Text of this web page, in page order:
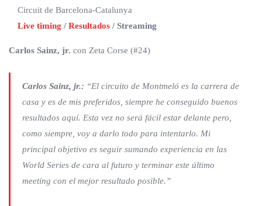
Circuit de Barcelona-Catalunya
Live timing / Resultados / Streaming
Carlos Sainz, jr. con Zeta Corse (#24)
Carlos Sainz, jr.: “El circuito de Montmeló es la carrera de
casa y es de mis preferidos, siempre he conseguido buenos
resultados aquí. Esta vez no será fácil estar delante pero,
como siempre, voy a darlo todo para intentarlo. Mi
principal objetivo es seguir sumando experiencia en las
World Series de cara al futuro y terminar este último
meeting con el mejor resultado posible.”